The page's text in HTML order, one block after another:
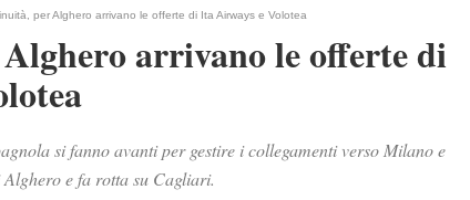
per Alghero arrivano le offerte di Ita Airways e Volotea
arrivano le offerte di
si fanno avanti per gestire i collegamenti verso Milano e
e fa rotta su Cagliari.